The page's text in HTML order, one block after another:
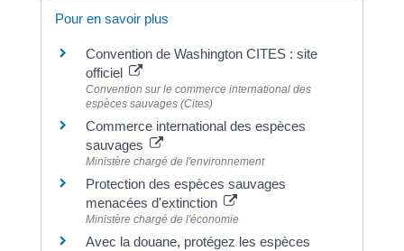
Pour en savoir plus
Convention de Washington CITES : site
officiel
Convention sur le commerce international des
espèces sauvages (Cites)
Commerce international des espèces
sauvages
Ministère chargé de l'environnement
Protection des espèces sauvages
menacées d'extinction
Ministère chargé de l'économie
Avec la douane, protégez les espèces